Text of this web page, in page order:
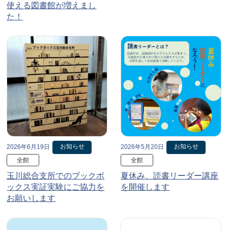
使える図書館が増えまし
た！
2026年6月19日
お知らせ
全館
玉川総合支所でのブックボ
ックス実証実験にご協力を
お願いします
2026年5月20日
お知らせ
全館
夏休み、読書リーダー講座
を開催します